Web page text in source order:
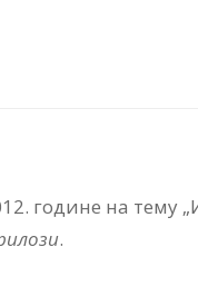
године на тему
.